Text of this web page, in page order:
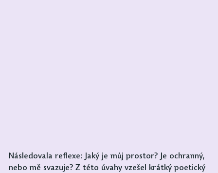
Následovala reflexe: Jaký je můj prostor? Je ochranný,
nebo mě svazuje? Z této úvahy vzešel krátký poetický